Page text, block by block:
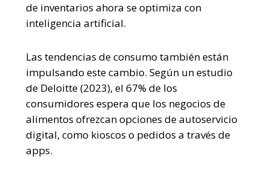
de inventarios ahora se optimiza con
inteligencia artificial.
Las tendencias de consumo también están
impulsando este cambio. Según un estudio
de Deloitte (2023), el 67% de los
consumidores espera que los negocios de
alimentos ofrezcan opciones de autoservicio
digital, como kioscos o pedidos a través de
apps.